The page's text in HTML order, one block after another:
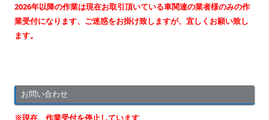
ョ
ン
2026年以降の作業は現在お取引頂いている車関連の業者様のみの作
業受付になります、ご迷惑をお掛け致しますが、宜しくお願い致し
ます。
お問い合わせ
※現在、作業受付を停止しています